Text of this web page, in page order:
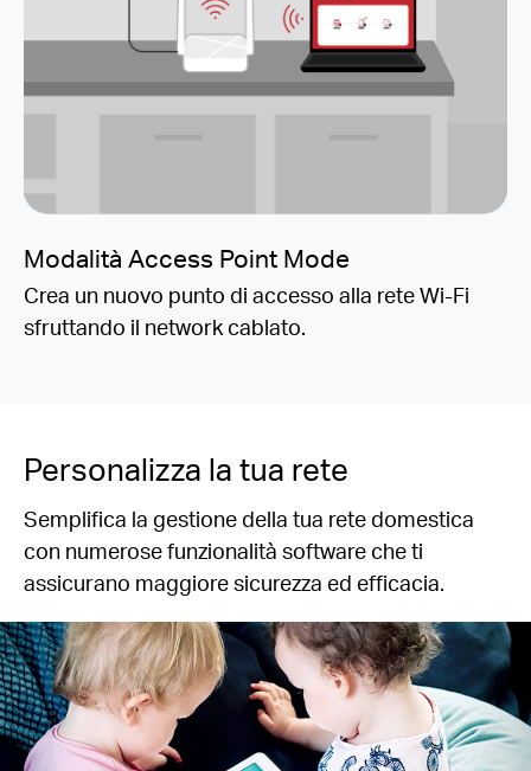
Modalità Access Point Mode
Crea un nuovo punto di accesso alla rete Wi-Fi
sfruttando il network cablato.
Personalizza la tua rete
Semplifica la gestione della tua rete domestica
con numerose funzionalità software che ti
assicurano maggiore sicurezza ed efficacia.